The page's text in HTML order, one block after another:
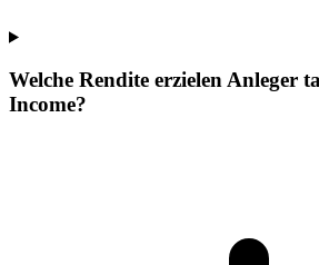
Welche Rendite erzielen Anleger
Income?